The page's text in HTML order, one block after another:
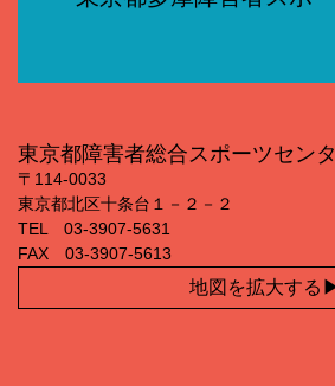
東京都障害者総合スポーツセン
〒114‐0033
東京都北区十条台１－２－２
TEL 03‐3907‐5631
FAX 03‐3907‐5613
地図を拡大する